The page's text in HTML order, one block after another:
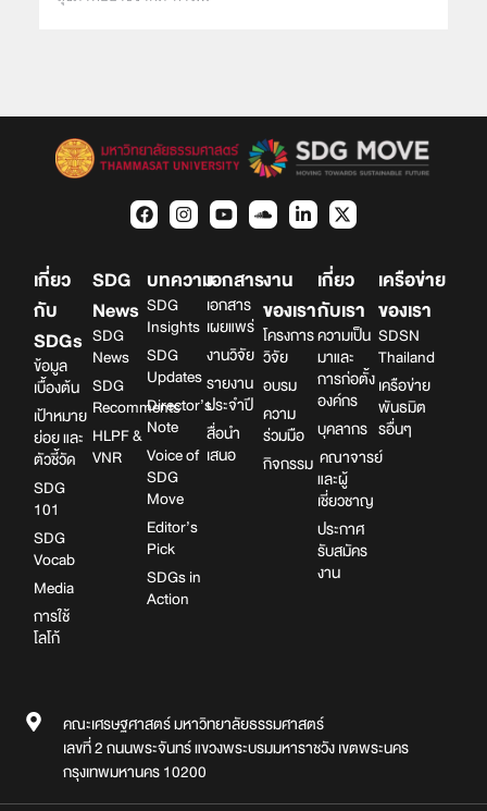
เกี่ยว
กับ
SDGs
ข้อมูล
เบื้องต้น
เป้าหมาย
ย่อย และ
ตัวชี้วัด
SDG
101
SDG
Vocab
Media
การใช้
โลโก้
SDG
News
SDG
News
SDG
Recomments
HLPF &
VNR
บทความ
SDG
Insights
SDG
Updates
Director’s
Note
Voice of
SDG
Move
Editor’s
Pick
SDGs in
Action
เอกสาร
เอกสาร
เผยแพร่
งานวิจัย
รายงาน
ประจำปี
สื่อนำ
เสนอ
งาน
ของเรา
โครงการ
วิจัย
อบรม
ความ
ร่วมมือ
กิจกรรม
เกี่ยว
กับเรา
ความเป็น
มาและ
การก่อตั้ง
องค์กร
บุคลากร
คณาจารย์
และผู้
เชี่ยวชาญ
ประกาศ
รับสมัคร
งาน
เครือข่าย
ของเรา
SDSN
Thailand
เครือข่าย
พันธมิต
รอื่นๆ
คณะเศรษฐศาสตร์ มหาวิทยาลัยธรรมศาสตร์
เลขที่ 2 ถนนพระจันทร์ แขวงพระบรมมหาราชวัง เขตพระนคร
กรุงเทพมหานคร 10200